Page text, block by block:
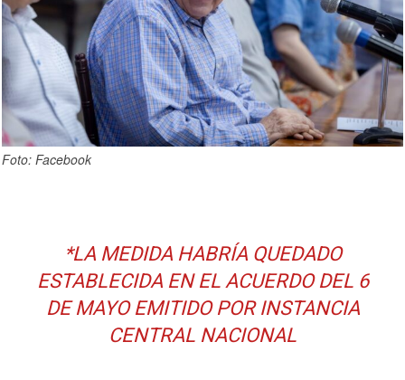
Foto: Facebook
*LA MEDIDA HABRÍA QUEDADO
ESTABLECIDA EN EL ACUERDO DEL 6
DE MAYO EMITIDO POR INSTANCIA
CENTRAL NACIONAL